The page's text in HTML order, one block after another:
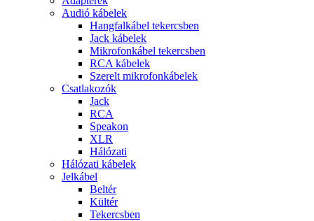
Audió kábelek
Hangfalkábel tekercsben
Jack kábelek
Mikrofonkábel tekercsben
RCA kábelek
Szerelt mikrofonkábelek
Csatlakozók
Jack
RCA
Speakon
XLR
Hálózati
Hálózati kábelek
Jelkábel
Beltér
Kültér
Tekercsben